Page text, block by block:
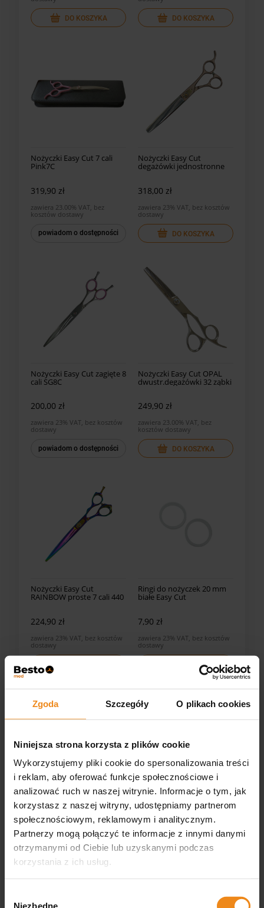
Zgoda Szczegóły O plikach cookies
Niniejsza strona korzysta z plików cookie
Wykorzystujemy pliki cookie do spersonalizowania treści
i reklam, aby oferować funkcje społecznościowe i
analizować ruch w naszej witrynie. Informacje o tym, jak
korzystasz z naszej witryny, udostępniamy partnerom
społecznościowym, reklamowym i analitycznym.
Partnerzy mogą połączyć te informacje z innymi danymi
otrzymanymi od Ciebie lub uzyskanymi podczas
korzystania z ich usług.
Niezbędne
DO KOSZYKA DO KOSZYKA
Nożyczki Easy Cut 7 cali
Pink7C
319,90 zł
zawiera 23.00% VAT, bez
kosztów dostawy
powiadom o dostępności
Nożyczki Easy Cut
degażówki jednostronne
56 ząbków
318,00 zł
zawiera 23% VAT, bez kosztów
dostawy
DO KOSZYKA
Nożyczki Easy Cut zagięte 8
cali SG8C
200,00 zł
zawiera 23% VAT, bez kosztów
dostawy
powiadom o dostępności
Nożyczki Easy Cut OPAL
dwustr.degażówki 32 ząbki
249,90 zł
zawiera 23.00% VAT, bez
kosztów dostawy
DO KOSZYKA
Nożyczki Easy Cut
RAINBOW proste 7 cali 440
224,90 zł
zawiera 23% VAT, bez kosztów
dostawy
Ringi do nożyczek 20 mm
białe Easy Cut
7,90 zł
zawiera 23% VAT, bez kosztów
dostawy
DO KOSZYKA
Nożyczki Easy Cut OPAL
degażówki dwustr. 28
ząbków
247,00 zł
zawiera 23% VAT, bez kosztów
dostawy
DO KOSZYKA
Nożyczki Easy Cut
RAINBOW zagięte 7,5 cala
440C
276,00 zł
zawiera 23% VAT, bez kosztów
DO KOSZYKA